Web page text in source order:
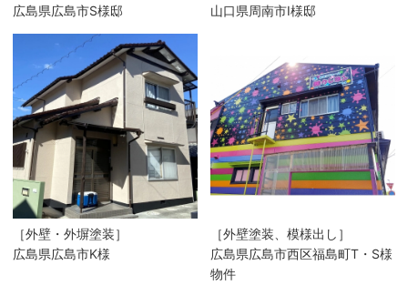
広島県広島市S様邸
山口県周南市I様邸
［外壁・外塀塗装］
広島県広島市K様
［外壁塗装、模様出し］
広島県広島市西区福島町T・S様
物件